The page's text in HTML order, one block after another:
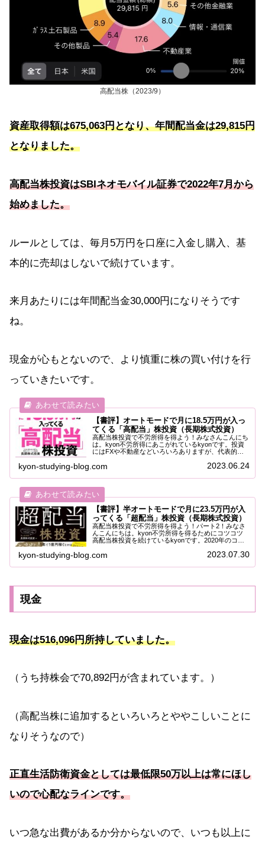
高配当株（2023/9）
資産取得額は675,063円となり、年間配当金は29,815円
となりました。
高配当株投資はSBIネオモバイル証券で2022年7月から
始めました。
ルールとしては、毎月5万円を口座に入金し購入、基
本的に売却はしないで続けています。
来月あたりには年間配当金30,000円になりそうです
ね。
現金が心もとないので、より慎重に株の買い付けを行
っていきたいです。
【書評】オートモードで月に18.5万円が入っ
てくる「高配当」株投資（長期株式投資）
高配当株投資で不労所得を得よう！みなさんこんにち
は。kyon不労所得にあこがれているkyonです。投資
にはFXや不動産などいろいろありますが、代表的な
配当株投資にフォーカスします。今回は、「オ...
kyon-studying-blog.com 2023.06.24
【書評】半オートモードで月に23.5万円が入
ってくる「超配当」株投資（長期株式投資）
高配当株投資で不労所得を得よう！パート2！みなさ
んこんにちは。kyon不労所得を得るためにコツコツ
高配当株投資を続けているkyonです。2020年のコロ
ますよね。株価が上がるにつれて、今までの...
kyon-studying-blog.com 2023.07.30
現金
現金は516,096円所持していました。
（うち持株会で70,892円が含まれています。）
（高配当株に追加するといろいろとややこしいことに
なりそうなので）
正直生活防衛資金としては最低限50万以上は常にほし
いので心配なラインです。
いつ急な出費があるか分からないので、いつも以上に